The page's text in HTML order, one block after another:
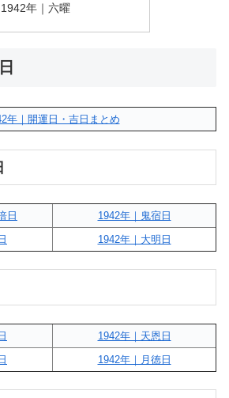
1942年｜六曜
年｜開運日・吉日まとめ
日
1942年｜鬼宿日
1942年｜大明日
1942年｜天恩日
1942年｜月徳日